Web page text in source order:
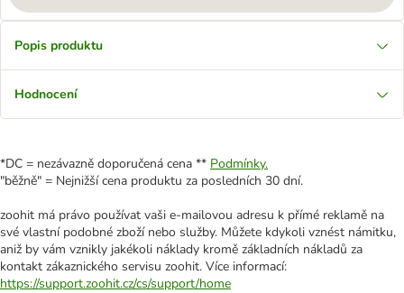
Popis produktu
Hodnocení
*DC = nezávazně doporučená cena ** Podmínky.
"běžně" = Nejnižší cena produktu za posledních 30 dní.
zoohit má právo používat vaši e-mailovou adresu k přímé reklamě na
své vlastní podobné zboží nebo služby. Můžete kdykoli vznést námitku,
aniž by vám vznikly jakékoli náklady kromě základních nákladů za
kontakt zákaznického servisu zoohit. Více informací:
https://support.zoohit.cz/cs/support/home